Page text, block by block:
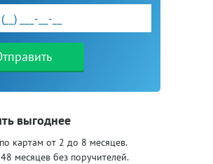
выгоднее
картам от 2 до 8 месяцев.
месяцев без поручителей.